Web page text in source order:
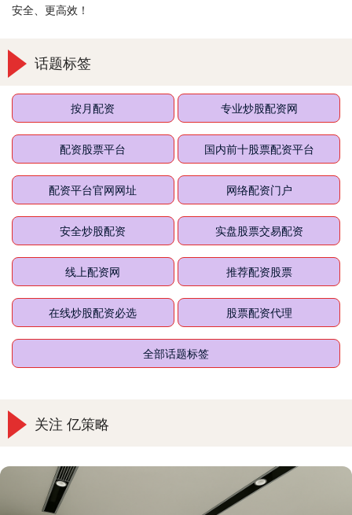
安全、更高效！
话题标签
按月配资 专业炒股配资网
配资股票平台 国内前十股票配资平台
配资平台官网网址 网络配资门户
安全炒股配资 实盘股票交易配资
线上配资网 推荐配资股票
在线炒股配资必选 股票配资代理
全部话题标签
关注 亿策略